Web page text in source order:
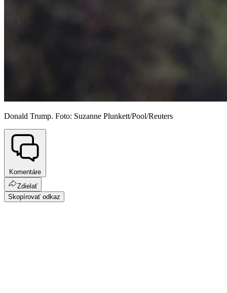
Donald Trump. Foto: Suzanne Plunkett/Pool/Reuters
Komentáre
Zdielať
Skopírovať odkaz